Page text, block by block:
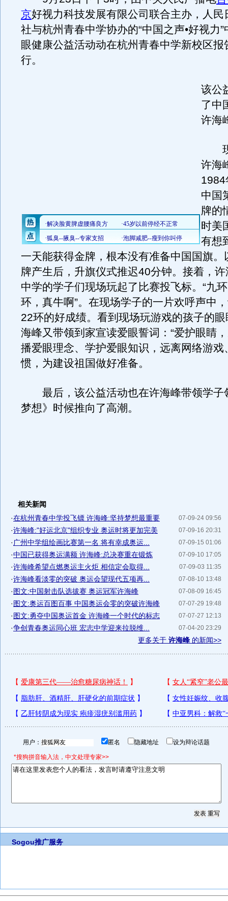
京好视力科技发展有限公司联合主办，人民
社与杭州青春中学协办的“中国之声•好视力
眼健康公益活动动在杭州青春中学新校区报
行。
该公
了中
许海
现
许海
中国
牌的
时美
有想
一天能获得金牌，根本没有准备中国国旗。
牌产生后，升旗仪式推迟40分钟。接着，
中学的学子们现场玩起了比赛投飞标。“九
环，真牛啊”。在现场学子的一片欢呼声中
22环的好成绩。看到现场玩游戏的孩子的
海峰又带领到家宣读爱眼誓词：“爱护眼睛
播爱眼理念、学护爱眼知识，远离网络游戏
惯，为建设祖国做好准备。
最后，该公益活动也在许海峰带领学子
梦想》时候推向了高潮。
相关新闻
07-09-24 09:56
·在杭州青春中学投飞镖 许海峰:坚持梦想最重要
07-09-16 20:31
·许海峰:"好运北京"组织专业 奥运时将更加完美
07-09-15 01:06
· 广州中学组绘画比赛第一名 将有幸成奥运...
07-09-10 17:05
·中国已获得奥运满额 许海峰:总决赛重在锻炼
07-09-03 11:35
·许海峰希望点燃奥运主火炬 相信定会取得...
07-08-10 13:48
·许海峰看淡零的突破 奥运会望现代五项再...
07-08-09 16:45
·图文:中国射击队选拔赛 奥运冠军许海峰
07-07-29 19:48
·图文:奥运百图百事 中国奥运会零的突破许海峰
07-07-27 12:13
·图文:勇夺中国奥运首金 许海峰一个时代的标志
07-04-20 23:29
·争创青春奥运同心班 宏志中学迎来拉脱维...
更多关于 许海峰的新闻>>
用户： 匿名 隐藏地址 设为辩论话题
*搜狗拼音输入法，中文处理专家>>
Sogou推广服务